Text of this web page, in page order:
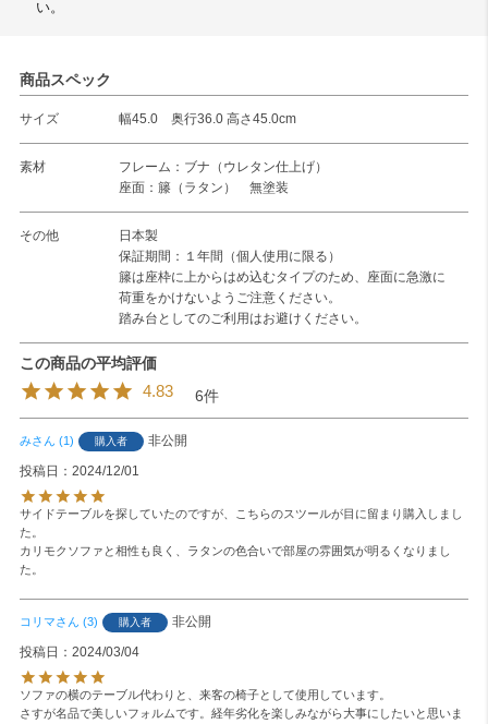
い。
商品スペック
サイズ 幅45.0 奥行36.0 高さ45.0cm
素材
フレーム：ブナ（ウレタン仕上げ）
座面：籐（ラタン） 無塗装
その他
日本製
保証期間：１年間（個人使用に限る）
籐は座枠に上からはめ込むタイプのため、座面に急激に
荷重をかけないようご注意ください。
踏み台としてのご利用はお避けください。
4.83 6
み 1 購入者
非公開
投稿日
2024/12/01
サイドテーブルを探していたのですが、こちらのスツールが目に留まり購入しまし
た。
カリモクソファと相性も良く、ラタンの色合いで部屋の雰囲気が明るくなりまし
た。
コリマ 3 購入者
非公開
投稿日
2024/03/04
ソファの横のテーブル代わりと、来客の椅子として使用しています。
さすが名品で美しいフォルムです。経年劣化を楽しみながら大事にしたいと思いま